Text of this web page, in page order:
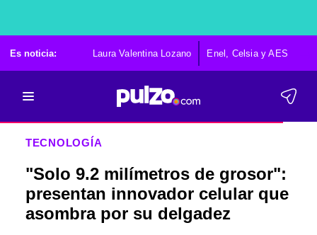
Es noticia: Laura Valentina Lozano Enel, Celsia y AES
TECNOLOGÍA
"Solo 9.2 milímetros de grosor":
presentan innovador celular que
asombra por su delgadez